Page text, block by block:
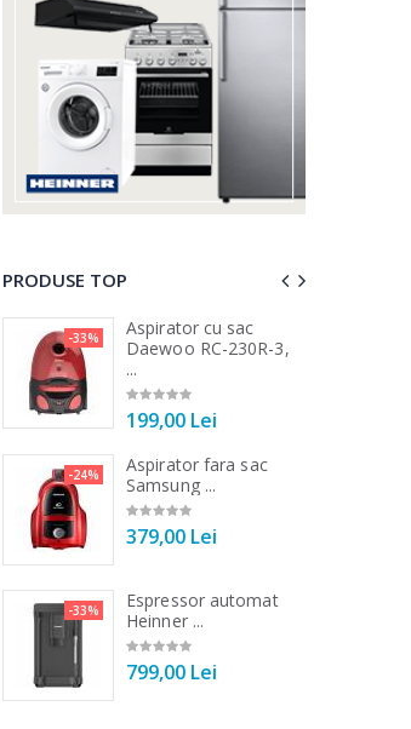
PRODUSE TOP
-33%
Aspirator cu sac
Daewoo RC-230R-3,
...
199,00 Lei
-24%
Aspirator fara sac
Samsung ...
379,00 Lei
-33%
Espressor automat
Heinner ...
799,00 Lei